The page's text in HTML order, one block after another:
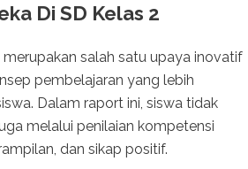
Di SD Kelas 2
salah satu upaya inovatif
pembelajaran yang lebih
Dalam raport ini, siswa tidak
melalui penilaian kompetensi
dan sikap positif.